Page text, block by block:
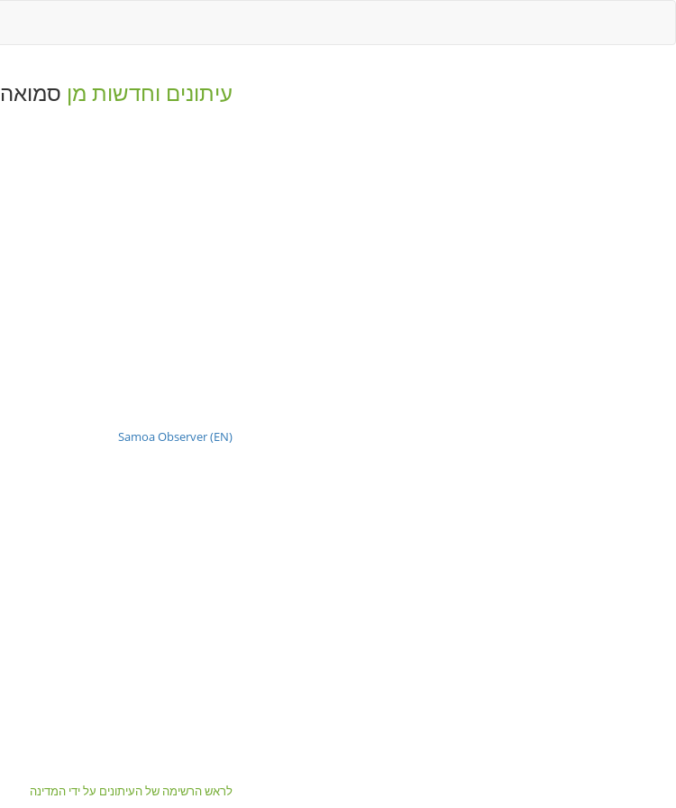
עיתונים וחדשות מן סמואה
Samoa Observer (EN)
לראש הרשימה של העיתונים על ידי המדינה